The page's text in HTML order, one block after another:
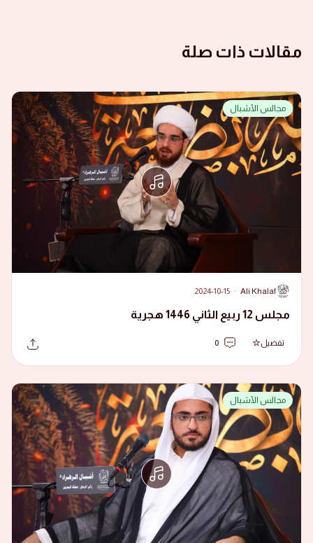
مقالات ذات صلة
مجالس الأشبال
A
Ali Khalaf
·
2024-10-15
مجلس 12 ربيع الثاني 1446 هجرية
تفضيل 0
مجالس الأشبال